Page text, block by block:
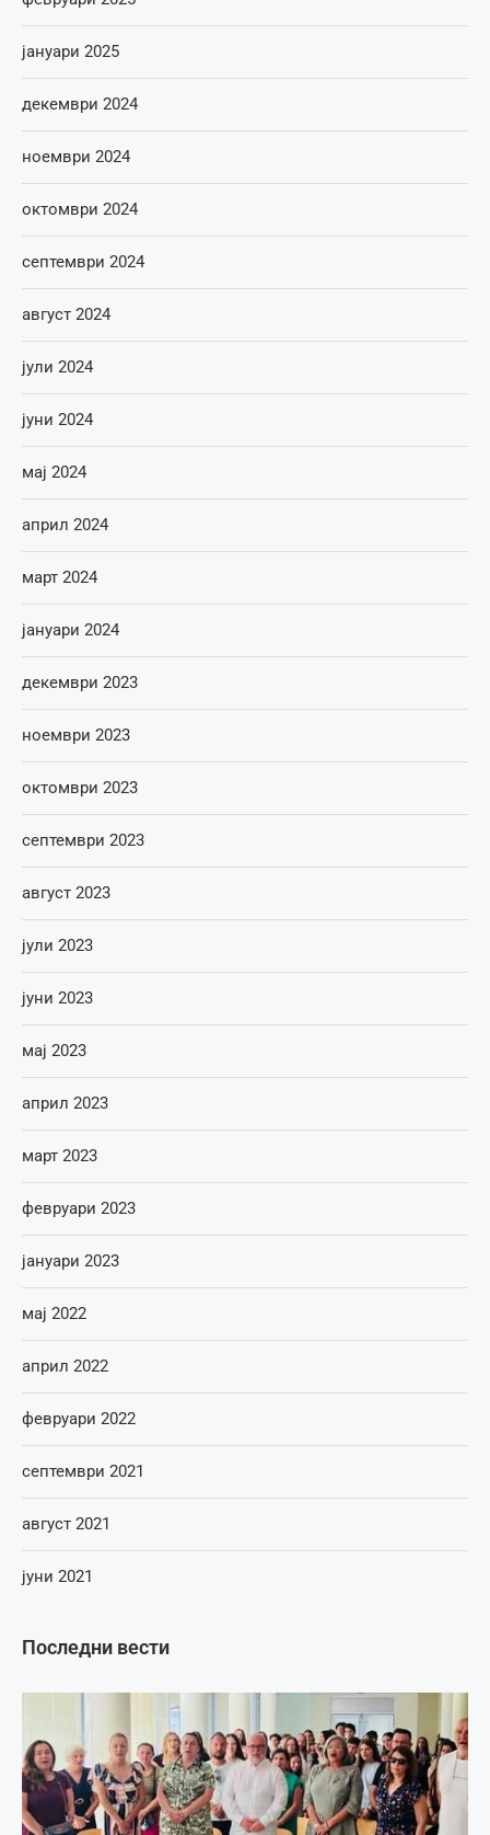
Последни вести
јануари 2025
декември 2024
ноември 2024
октомври 2024
септември 2024
август 2024
јули 2024
јуни 2024
мај 2024
април 2024
март 2024
јануари 2024
декември 2023
ноември 2023
октомври 2023
септември 2023
август 2023
јули 2023
јуни 2023
мај 2023
април 2023
март 2023
февруари 2023
јануари 2023
мај 2022
април 2022
февруари 2022
септември 2021
август 2021
јуни 2021